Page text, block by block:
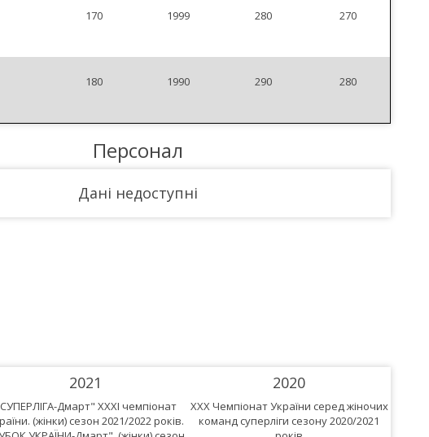
170 1999 280 270
180 1990 290 280
Персонал
Дані недоступні
2021
Дмарт" XXXІ чемпіонат
(жінки) сезон 2021/2022 років.
2020
XXX Чемпіонат України серед жіночих
команд суперліги сезону 2020/2021